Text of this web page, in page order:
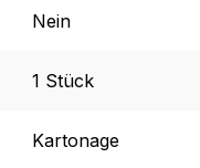
Nein
1 Stück
Kartonage